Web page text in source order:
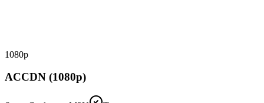
1080p
ACCDN (1080p)